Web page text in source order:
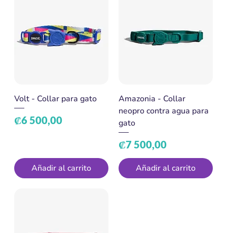
Volt - Collar para gato
Precio
₡6 500,00
Añadir al carrito
Amazonia - Collar
neopro contra agua para
gato
Precio
₡7 500,00
Añadir al carrito